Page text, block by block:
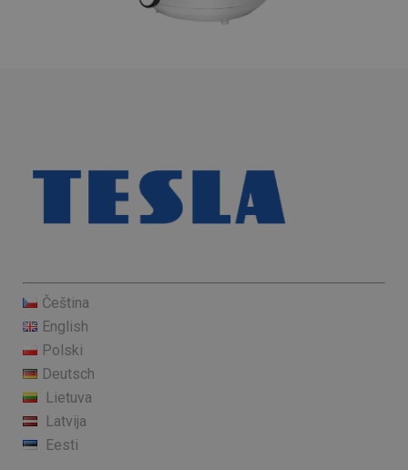
Čeština
English
Polski
Deutsch
Lietuva
Latvija
Eesti